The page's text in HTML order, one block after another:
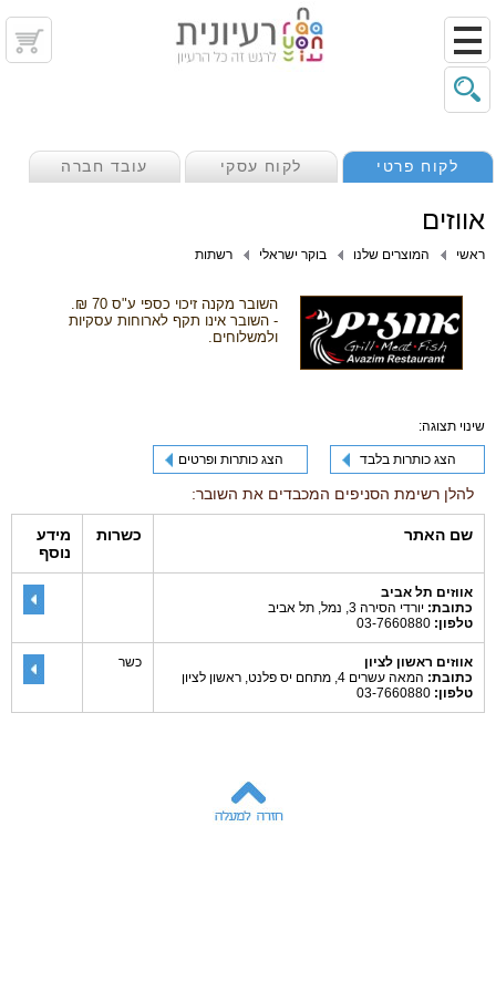
לקוח פרטי לקוח עסקי עובד חברה
אווזים
ראשי המוצרים שלנו בוקר ישראלי רשתות
השובר מקנה זיכוי כספי ע"ס 70 ₪.
- השובר אינו תקף לארוחות עסקיות
ולמשלוחים.
שינוי תצוגה:
הצג כותרות בלבד הצג כותרות ופרטים
להלן רשימת הסניפים המכבדים את השובר:
שם האתר כשרות
מידע
נוסף
אווזים תל אביב
כתובת: יורדי הסירה 3, נמל, תל אביב
טלפון:
אווזים ראשון לציון
כתובת: המאה עשרים 4, מתחם יס פלנט, ראשון לציון
טלפון:
כשר